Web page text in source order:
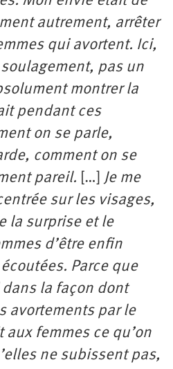
autrement, arrêter
qui avortent. Ici,
pas un
montrer la
pendant ces
on se parle,
comment on se
pareil. […]
Je me
sur les visages,
la surprise et le
d’être enfin
Parce que
la façon dont
avortements par le
aux femmes ce qu’on
ne subissent pas,